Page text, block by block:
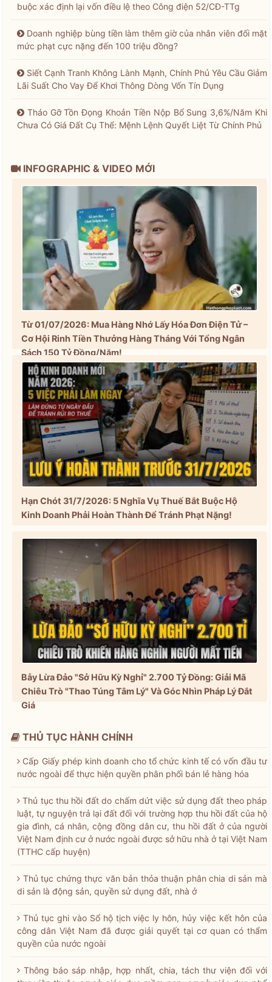
buộc xác định lại vốn điều lệ theo Công điện 52/CĐ-TTg
Doanh nghiệp bùng tiền làm thêm giờ của nhân viên đối mặt
mức phạt cực nặng đến 100 triệu đồng?
Siết Cạnh Tranh Không Lành Mạnh, Chính Phủ Yêu Cầu Giảm
Lãi Suất Cho Vay Để Khơi Thông Dòng Vốn Tín Dụng
Tháo Gỡ Tồn Đọng Khoản Tiền Nộp Bổ Sung 3,6%/Năm Khi
Chưa Có Giá Đất Cụ Thể: Mệnh Lệnh Quyết Liệt Từ Chính Phủ
INFOGRAPHIC & VIDEO MỚI
Từ 01/07/2026: Mua Hàng Nhớ Lấy Hóa Đơn Điện Tử –
Cơ Hội Rinh Tiền Thưởng Hàng Tháng Với Tổng Ngân
Sách 150 Tỷ Đồng/Năm!
Hạn Chót 31/7/2026: 5 Nghĩa Vụ Thuế Bắt Buộc Hộ
Kinh Doanh Phải Hoàn Thành Để Tránh Phạt Nặng!
Bẫy Lừa Đảo "Sở Hữu Kỳ Nghỉ" 2.700 Tỷ Đồng: Giải Mã
Chiêu Trò "Thao Túng Tâm Lý" Và Góc Nhìn Pháp Lý Đắt
Giá
THỦ TỤC HÀNH CHÍNH
Cấp Giấy phép kinh doanh cho tổ chức kinh tế có vốn đầu tư
nước ngoài để thực hiện quyền phân phối bán lẻ hàng hóa
Thủ tục thu hồi đất do chấm dứt việc sử dụng đất theo pháp
luật, tự nguyện trả lại đất đối với trường hợp thu hồi đất của hộ
gia đình, cá nhân, cộng đồng dân cư, thu hồi đất ở của người
Việt Nam định cư ở nước ngoài được sở hữu nhà ở tại Việt Nam
(TTHC cấp huyện)
Thủ tục chứng thực văn bản thỏa thuận phân chia di sản mà
di sản là động sản, quyền sử dụng đất, nhà ở
Thủ tục ghi vào Sổ hộ tịch việc ly hôn, hủy việc kết hôn của
công dân Việt Nam đã được giải quyết tại cơ quan có thẩm
quyền của nước ngoài
Thông báo sáp nhập, hợp nhất, chia, tách thư viện đối với